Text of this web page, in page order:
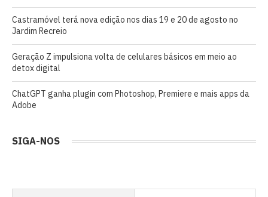
Castramóvel terá nova edição nos dias 19 e 20 de agosto no
Jardim Recreio
Geração Z impulsiona volta de celulares básicos em meio ao
detox digital
ChatGPT ganha plugin com Photoshop, Premiere e mais apps da
Adobe
SIGA-NOS